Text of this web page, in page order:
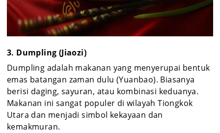
3. Dumpling (Jiaozi)
Dumpling adalah makanan yang menyerupai bentuk
emas batangan zaman dulu (Yuanbao). Biasanya
berisi daging, sayuran, atau kombinasi keduanya.
Makanan ini sangat populer di wilayah Tiongkok
Utara dan menjadi simbol kekayaan dan
kemakmuran.